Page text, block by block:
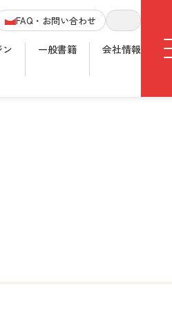
FAQ・お問い合わせ
サイト内検索
ン 一般書籍 会社情報